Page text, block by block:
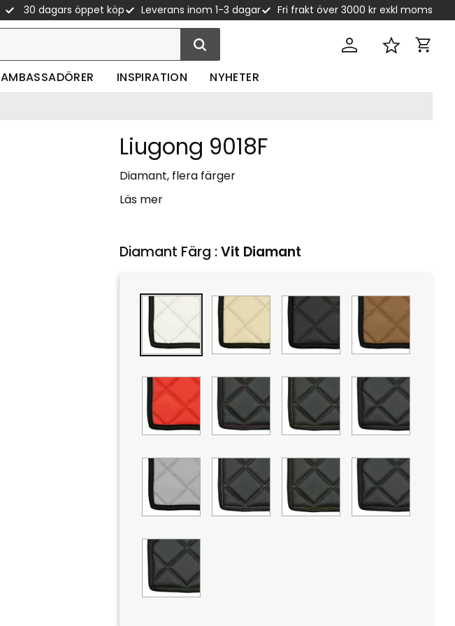
30 dagars öppet köp Leverans inom 1-3 dagar Fri frakt över 3000 kr exkl moms
Favoriter
AMBASSADÖRER INSPIRATION NYHETER
Liugong 9018F
Diamant, flera färger
Läs mer
Diamant Färg :Vit Diamant